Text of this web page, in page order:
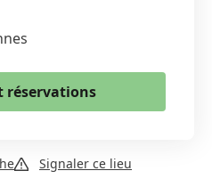
réservations
Signaler ce lieu